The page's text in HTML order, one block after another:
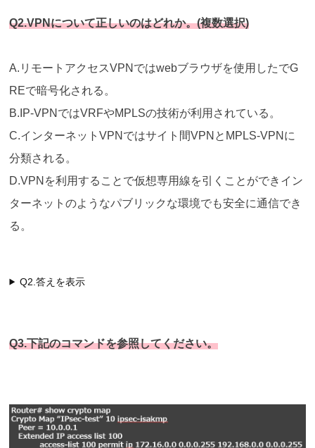
Q2.VPNについて正しいのはどれか。(複数選択)
A.リモートアクセスVPNではwebブラウザを使用したでG
REで暗号化される。
B.IP-VPNではVRFやMPLSの技術が利用されている。
C.インターネットVPNではサイト間VPNとMPLS-VPNに
分類される。
D.VPNを利用することで仮想専用線を引くことができイン
ターネットのようなパブリックな環境でも安全に通信でき
る。
Q2.答えを表示
Q3.下記のコマンドを参照してください。